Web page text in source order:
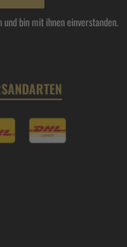
und bin mit ihnen einverstanden.